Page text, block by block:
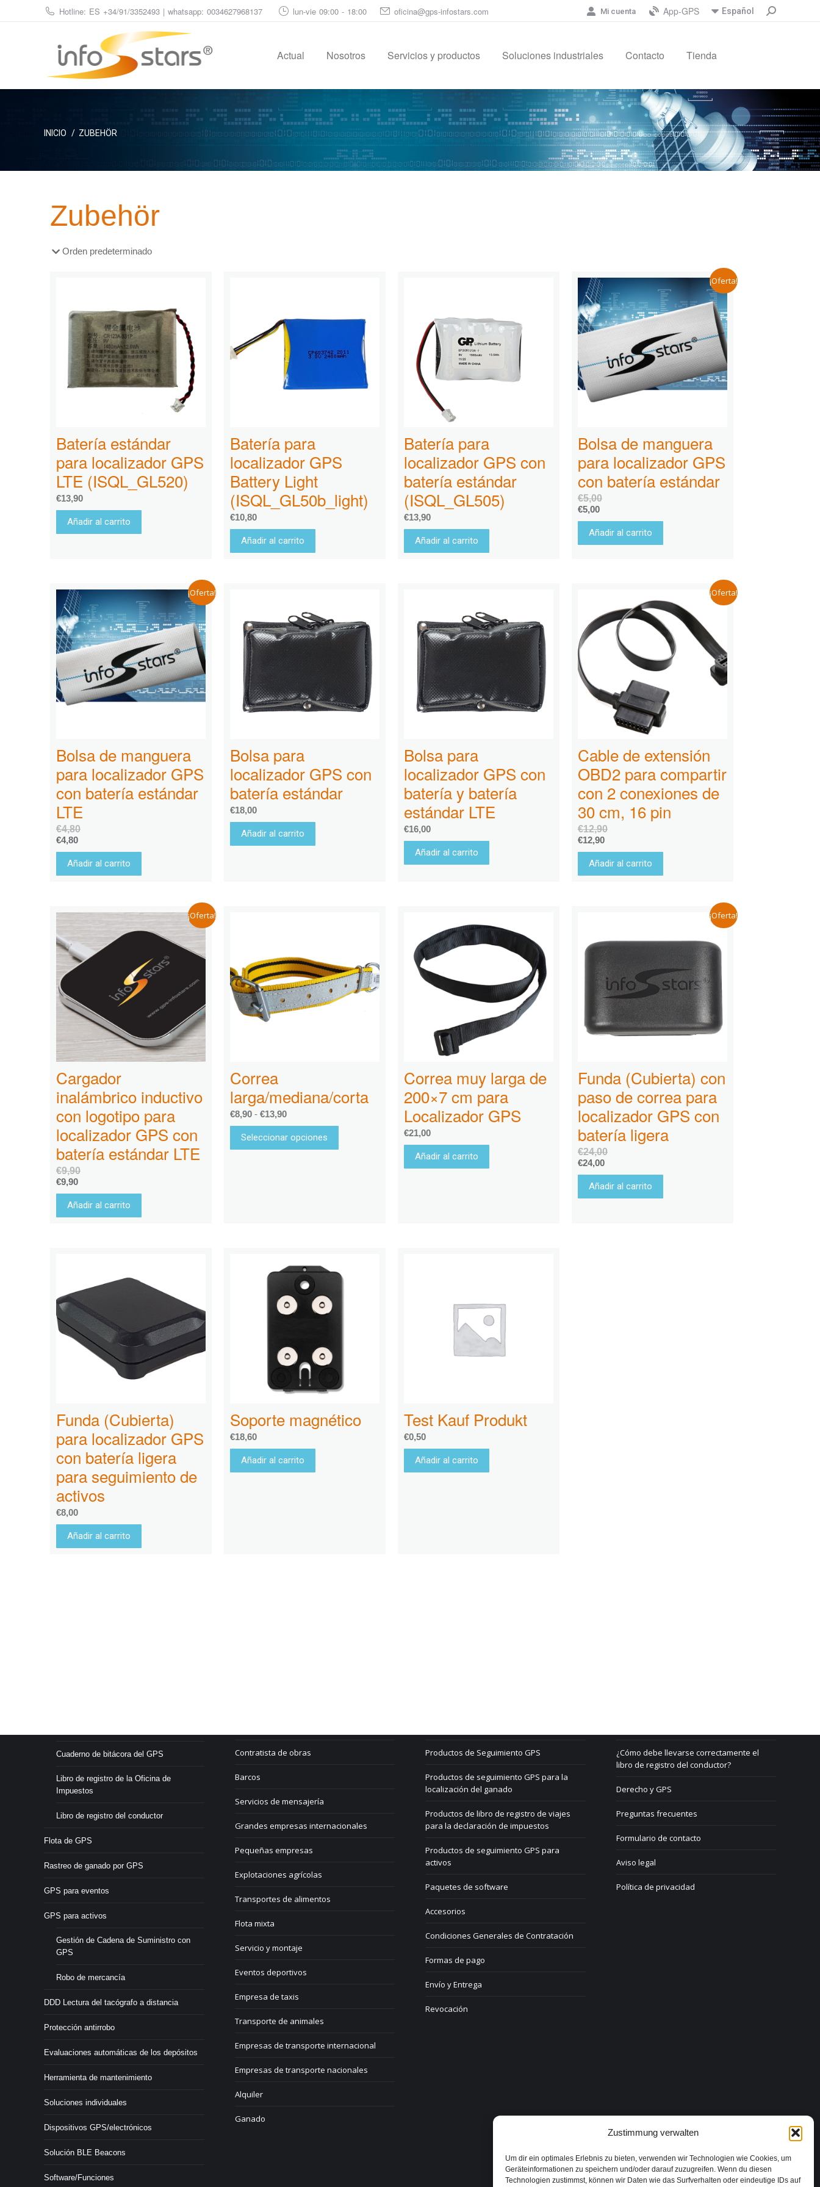
Zustimmung verwalten
Um dir ein optimales Erlebnis zu bieten, verwenden wir Technologien wie Cookies, um
Geräteinformationen zu speichern und/oder darauf zuzugreifen. Wenn du diesen
Technologien zustimmst, können wir Daten wie das Surfverhalten oder eindeutige IDs auf
Hotline: ES +34/91/3352493 | whatsapp: 0034627968137 lun-vie 09:00 - 18:00 oficina@gps-infostars.com Mi cuenta App-GPS Español
Actual Nosotros Servicios y productos Soluciones industriales Contacto Tienda
Estás aquí:
INICIO ZUBEHÖR
Zubehör
Batería estándar
para localizador GPS
LTE (ISQL_GL520)
€13,90
Añadir al carrito
Batería para
localizador GPS
Battery Light
(ISQL_GL50b_light)
€10,80
Añadir al carrito
Batería para
localizador GPS con
batería estándar
(ISQL_GL505)
€13,90
Añadir al carrito
¡Oferta!
Bolsa de manguera
para localizador GPS
con batería estándar
€5,00
€5,00
Añadir al carrito
¡Oferta!
Bolsa de manguera
para localizador GPS
con batería estándar
LTE
€4,80
€4,80
Añadir al carrito
Bolsa para
localizador GPS con
batería estándar
€18,00
Añadir al carrito
Bolsa para
localizador GPS con
batería y batería
estándar LTE
€16,00
Añadir al carrito
¡Oferta!
Cable de extensión
OBD2 para compartir
con 2 conexiones de
30 cm, 16 pin
€12,90
€12,90
Añadir al carrito
¡Oferta!
Cargador
inalámbrico inductivo
con logotipo para
localizador GPS con
batería estándar LTE
€9,90
€9,90
Añadir al carrito
Correa
larga/mediana/corta
€8,90 - €13,90
Seleccionar opciones
Correa muy larga de
200×7 cm para
Localizador GPS
€21,00
Añadir al carrito
¡Oferta!
Funda (Cubierta) con
paso de correa para
localizador GPS con
batería ligera
€24,00
€24,00
Añadir al carrito
Funda (Cubierta)
para localizador GPS
con batería ligera
para seguimiento de
activos
€8,00
Añadir al carrito
Soporte magnético
€18,60
Añadir al carrito
Test Kauf Produkt
€0,50
Añadir al carrito
Cuaderno de bitácora del GPS
Libro de registro de la Oficina de
Impuestos
Libro de registro del conductor
Flota de GPS
Rastreo de ganado por GPS
GPS para eventos
GPS para activos
Gestión de Cadena de Suministro con
GPS
Robo de mercancía
DDD Lectura del tacógrafo a distancia
Protección antirrobo
Evaluaciones automáticas de los depósitos
Herramienta de mantenimiento
Soluciones individuales
Dispositivos GPS/electrónicos
Solución BLE Beacons
Software/Funciones
Contratista de obras
Barcos
Servicios de mensajería
Grandes empresas internacionales
Pequeñas empresas
Explotaciones agrícolas
Transportes de alimentos
Flota mixta
Servicio y montaje
Eventos deportivos
Empresa de taxis
Transporte de animales
Empresas de transporte internacional
Empresas de transporte nacionales
Alquiler
Ganado
Productos de Seguimiento GPS
Productos de seguimiento GPS para la
localización del ganado
Productos de libro de registro de viajes
para la declaración de impuestos
Productos de seguimiento GPS para
activos
Paquetes de software
Accesorios
Condiciones Generales de Contratación
Formas de pago
Envío y Entrega
Revocación
¿Cómo debe llevarse correctamente el
libro de registro del conductor?
Derecho y GPS
Preguntas frecuentes
Formulario de contacto
Aviso legal
Política de privacidad